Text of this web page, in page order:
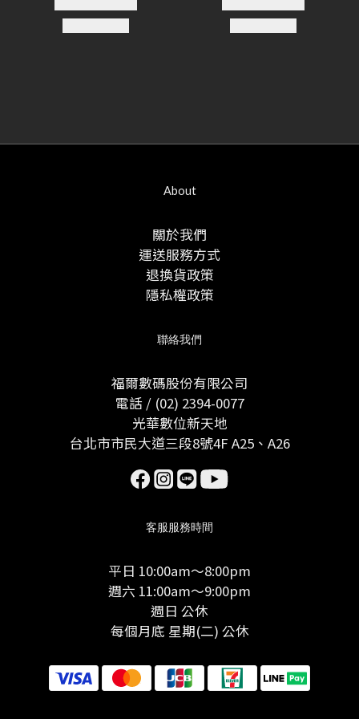
About
關於我們
運送服務方式
退換貨政策
隱私權政策
聯絡我們
福爾數碼股份有限公司
電話 / (02) 2394-0077
光華數位新天地
台北市市民大道三段8號4F A25、A26
客服服務時間
平日 10:00am～8:00pm
週六 11:00am～9:00pm
週日 公休
每個月底 星期(二) 公休